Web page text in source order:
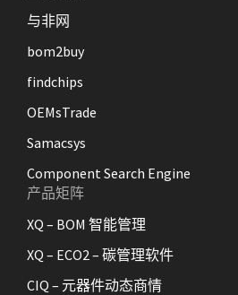
与非网
bom2buy
findchips
OEMsTrade
Samacsys
Component Search Engine
产品矩阵
XQ – BOM 智能管理
XQ – ECO2 – 碳管理软件
CIQ – 元器件动态商情